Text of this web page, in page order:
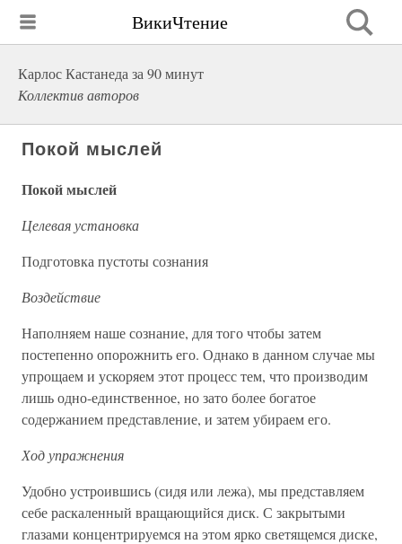
ВикиЧтение
Карлос Кастанеда за 90 минут
Коллектив авторов
Покой мыслей
Покой мыслей
Целевая установка
Подготовка пустоты сознания
Воздействие
Наполняем наше сознание, для того чтобы затем
постепенно опорожнить его. Однако в данном случае мы
упрощаем и ускоряем этот процесс тем, что производим
лишь одно-единственное, но зато более богатое
содержанием представление, и затем убираем его.
Ход упражнения
Удобно устроившись (сидя или лежа), мы представляем
себе раскаленный вращающийся диск. С закрытыми
глазами концентрируемся на этом ярко светящемся диске,